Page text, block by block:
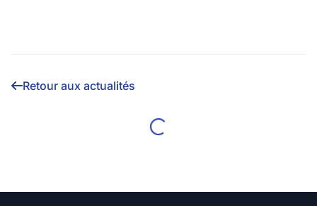
Retour aux actualités